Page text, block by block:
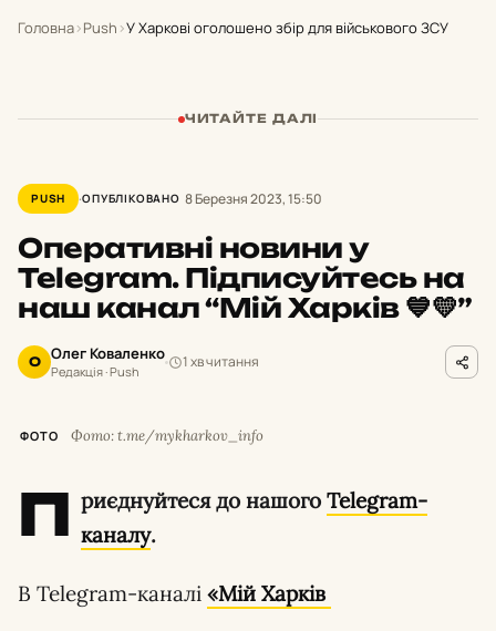
Головна›Push ›У Харкові оголошено збір для військового ЗСУ
ЧИТАЙТЕ ДАЛІ
PUSH ОПУБЛІКОВАНО 8 Березня 2023, 15:50
Оперативні новини у
Telegram. Підписуйтесь на
наш канал “Мій Харків 💙💛”
О Олег Коваленко
Редакція · Push
1 хв читання
ФОТО Фото: t.me/mykharkov_info
П риєднуйтеся до нашогоTelegram-
каналу.
В Telegram-каналі «Мій Харків